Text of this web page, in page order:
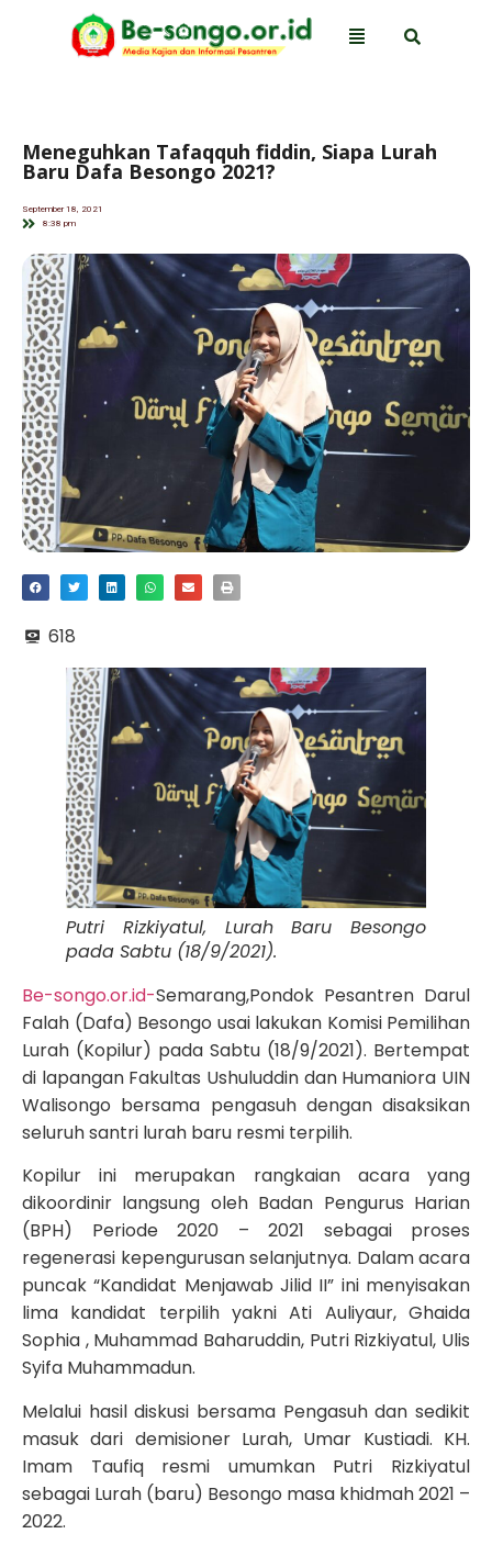
Meneguhkan Tafaqquh fiddin, Siapa Lurah
Baru Dafa Besongo 2021?
September 18, 2021
8:38 pm
618
Putri Rizkiyatul, Lurah Baru Besongo
pada Sabtu (18/9/2021).
Be-songo.or.id-Semarang,Pondok Pesantren Darul
Falah (Dafa) Besongo usai lakukan Komisi Pemilihan
Lurah (Kopilur) pada Sabtu (18/9/2021). Bertempat
di lapangan Fakultas Ushuluddin dan Humaniora UIN
Walisongo bersama pengasuh dengan disaksikan
seluruh santri lurah baru resmi terpilih.
Kopilur ini merupakan rangkaian acara yang
dikoordinir langsung oleh Badan Pengurus Harian
(BPH) Periode 2020 – 2021 sebagai proses
regenerasi kepengurusan selanjutnya. Dalam acara
puncak “Kandidat Menjawab Jilid II” ini menyisakan
lima kandidat terpilih yakni Ati Auliyaur, Ghaida
Sophia , Muhammad Baharuddin, Putri Rizkiyatul, Ulis
Syifa Muhammadun.
Melalui hasil diskusi bersama Pengasuh dan sedikit
masuk dari demisioner Lurah, Umar Kustiadi. KH.
Imam Taufiq resmi umumkan Putri Rizkiyatul
sebagai Lurah (baru) Besongo masa khidmah 2021 –
2022.